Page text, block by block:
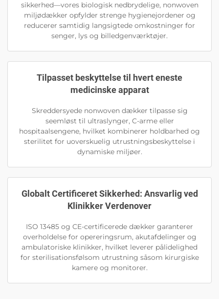
sikkerhed—vores biologisk nedbrydelige, nonwoven
miljødækker opfylder strenge hygienejordener og
reducerer samtidig langsigtede omkostninger for
senger, lys og billedgenværktøjer.
Tilpasset beskyttelse til hvert eneste
medicinske apparat
Skreddersyede nonwoven dækker tilpasse sig
seemløst til ultraslynger, C-arme eller
hospitaalsengene, hvilket kombinerer holdbarhed og
sterilitet for uoverskuelig utrustningsbeskyttelse i
dynamiske miljøer.
Globalt Certificeret Sikkerhed: Ansvarlig ved
Klinikker Verdenover
ISO 13485 og CE-certificerede dækker garanterer
overholdelse for opereringsrum, akutafdelinger og
ambulatoriske klinikker, hvilket leverer pålidelighed
for sterilisationsfølsom utrustning såsom kirurgiske
kamere og monitorer.